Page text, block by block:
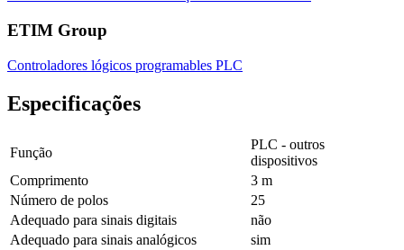
ETIM Group
Controladores lógicos programables PLC
Especificações
Função
PLC - outros
dispositivos
Comprimento
3 m
Número de polos
25
Adequado para sinais digitais
não
Adequado para sinais analógicos
sim